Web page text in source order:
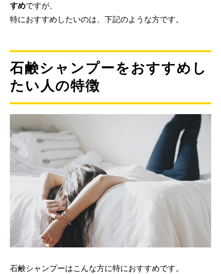
すめですが、
特におすすめしたいのは、下記のような方です。
石鹸シャンプーをおすすめし
たい人の特徴
石鹸シャンプーはこんな方に特におすすめです。